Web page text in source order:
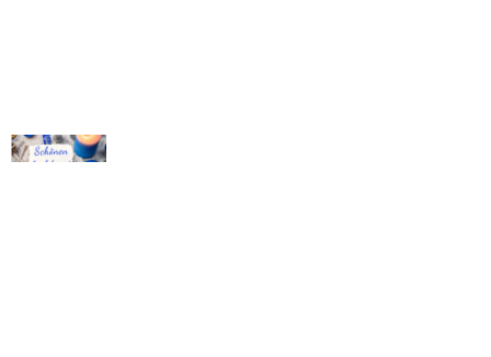
© Michael Bihlmayer